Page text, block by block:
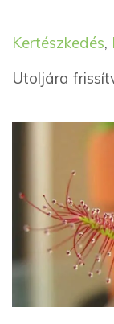
Kategória
Kertészkedés,
Utoljára